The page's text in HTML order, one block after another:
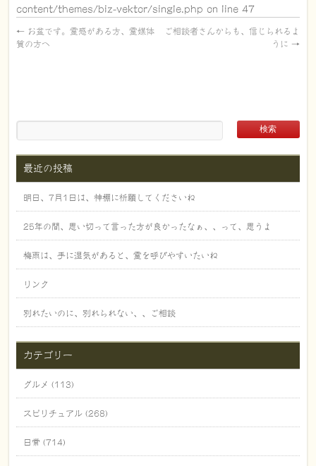
content/themes/biz-vektor/single.php on line47
← お盆です。霊感がある方、霊媒体
質の方へ
ご相談者さんからも、信じられるよ
うに →
最近の投稿
明日、7月1日は、神棚に祈願してくださいね
25年の間、思い切って言った方が良かったなぁ、、って、思うよ
梅雨は、手に湿気があると、霊を呼びやすいたいね
リンク
別れたいのに、別れられない、、ご相談
カテゴリー
グルメ (113)
スピリチュアル (268)
日常 (714)